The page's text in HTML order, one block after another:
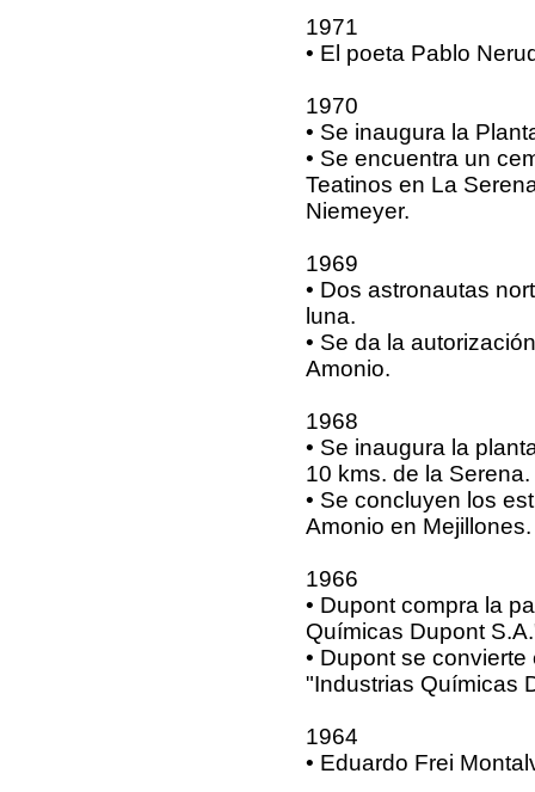
1971
• El poeta Pablo
1970
• Se inaugura la
• Se encuentra un
Teatinos en La
Niemeyer.
1969
• Dos astronautas
luna.
• Se da la
Amonio.
1968
• Se inaugura la
10 kms. de la Serena.
• Se concluyen los
Amonio en Mejillones.
1966
• Dupont compra la
Químicas Dupont
• Dupont se
"Industrias Químicas
1964
• Eduardo Frei